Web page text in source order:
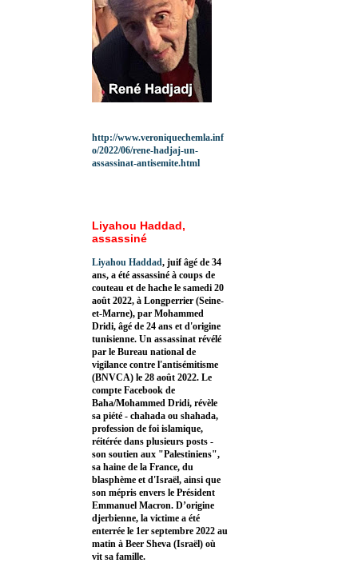
http://www.veroniquechemla.inf
o/2022/06/rene-hadjaj-un-
assassinat-antisemite.html
Liyahou Haddad,
assassiné
Liyahou Haddad, juif âgé de 34
ans, a été assassiné à coups de
couteau et de hache le samedi 20
août 2022, à Longperrier (Seine-
et-Marne), par Mohammed
Dridi, âgé de 24 ans et d'origine
tunisienne. Un assassinat révélé
par le Bureau national de
vigilance contre l'antisémitisme
(BNVCA) le 28 août 2022. Le
compte Facebook de
Baha/Mohammed Dridi, révèle
sa piété - chahada ou shahada,
profession de foi islamique,
réitérée dans plusieurs posts -
son soutien aux "Palestiniens",
sa haine de la France, du
blasphème et d'Israël, ainsi que
son mépris envers le Président
Emmanuel Macron. D’origine
djerbienne, la victime a été
enterrée le 1er septembre 2022 au
matin à Beer Sheva (Israël) où
vit sa famille.